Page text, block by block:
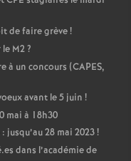
de faire grève!
M2?
à un concours (CAPES,
avant le 5 juin !
mai à 18h30
jusqu’au 28 mai 2023!
dans l’académie de